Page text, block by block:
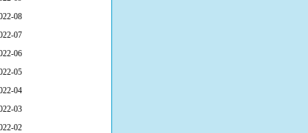
08
07
06
05
04
03
02